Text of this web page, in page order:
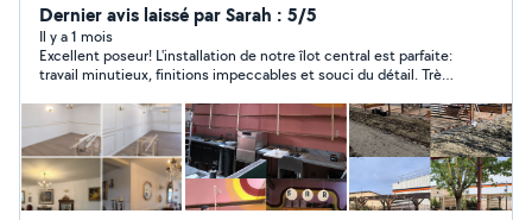
réparation de vos menuiseries (Alu, Bois ,PVC) Je
répare également les volets roulants mécanique et
électrique(changement de condensateurs, tabliers,
moteurs etc ) Mon travail est sérieux et soigné,
j'apprécie l'apport de conseils lors de mes travaux, afin
de satisfaire pleinement le client. Si mon offre de
services vous intéresse n'hésitez pas à me contacter.
Cdt
Dernier avis laissé par Sarah : 5/5
Il y a 1 mois
Excellent poseur! L'installation de notre îlot central est parfaite:
travail minutieux, finitions impeccables et souci du détail. Très
grande qualité. Nous sommes ravis du résultat et le
recommandons sans hésiter!